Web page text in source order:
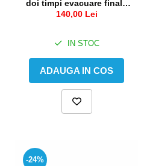
doi timpi evacuare finala
cross enduro viteza
140,00 Lei
IN STOC
ADAUGA IN COS
-24%